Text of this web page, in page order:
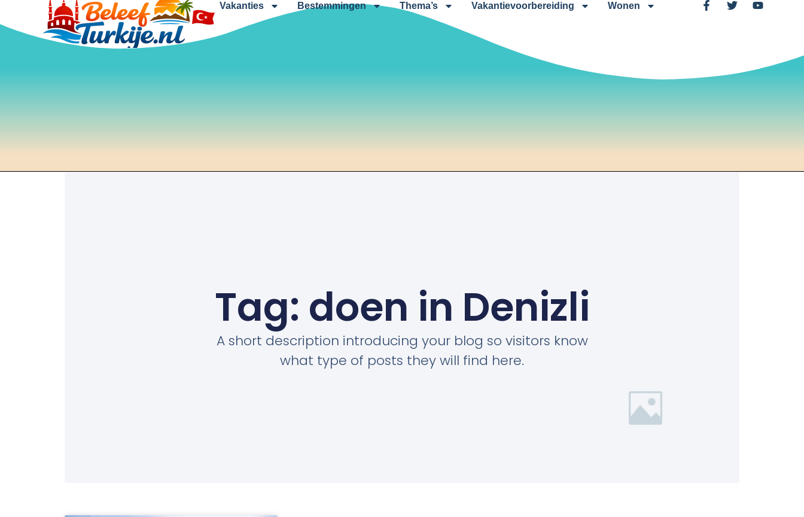
Vakanties Bestemmingen Thema’s Vakantievoorbereiding Wonen
Tag: doen in Denizli
A short description introducing your blog so visitors know
what type of posts they will find here.